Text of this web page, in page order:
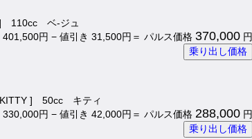
] 110cc ベ-ジュ
円 − 値引き 31,500円＝ パルス価格 370,000 円
乗り出し価格
KITTY ] 50cc キティ
円 − 値引き 42,000円＝ パルス価格 288,000 円
乗り出し価格